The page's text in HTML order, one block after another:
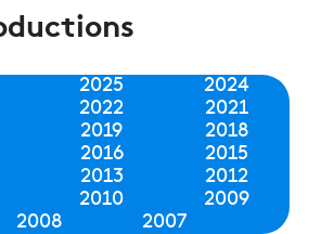
2025
2024
2022
2021
2019
2018
2016
2015
2013
2012
2010
2009
2008
2007